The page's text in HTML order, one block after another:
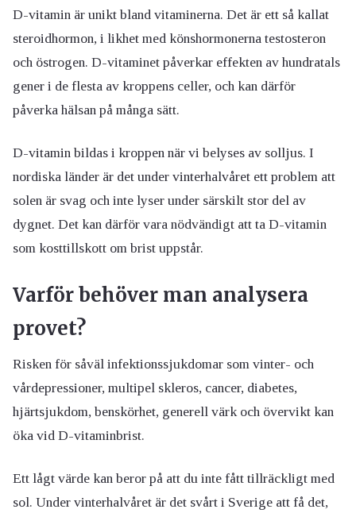
D-vitamin är unikt bland vitaminerna. Det är ett så kallat
steroidhormon, i likhet med könshormonerna testosteron
och östrogen. D-vitaminet påverkar effekten av hundratals
gener i de flesta av kroppens celler, och kan därför
påverka hälsan på många sätt.
D-vitamin bildas i kroppen när vi belyses av solljus. I
nordiska länder är det under vinterhalvåret ett problem att
solen är svag och inte lyser under särskilt stor del av
dygnet. Det kan därför vara nödvändigt att ta D-vitamin
som kosttillskott om brist uppstår.
Varför behöver man analysera
provet?
Risken för såväl infektionssjukdomar som vinter- och
vårdepressioner, multipel skleros, cancer, diabetes,
hjärtsjukdom, benskörhet, generell värk och övervikt kan
öka vid D-vitaminbrist.
Ett lågt värde kan beror på att du inte fått tillräckligt med
sol. Under vinterhalvåret är det svårt i Sverige att få det,